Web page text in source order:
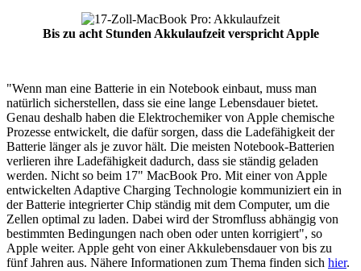
Bis zu acht Stunden Akkulaufzeit verspricht Apple
"Wenn man eine Batterie in ein Notebook einbaut, muss man
natürlich sicherstellen, dass sie eine lange Lebensdauer bietet.
Genau deshalb haben die Elektrochemiker von Apple chemische
Prozesse entwickelt, die dafür sorgen, dass die Ladefähigkeit der
Batterie länger als je zuvor hält. Die meisten Notebook-Batterien
verlieren ihre Ladefähigkeit dadurch, dass sie ständig geladen
werden. Nicht so beim 17" MacBook Pro. Mit einer von Apple
entwickelten Adaptive Charging Technologie kommuniziert ein in
der Batterie integrierter Chip ständig mit dem Computer, um die
Zellen optimal zu laden. Dabei wird der Stromfluss abhängig von
bestimmten Bedingungen nach oben oder unten korrigiert", so
Apple weiter. Apple geht von einer Akkulebensdauer von bis zu
fünf Jahren aus. Nähere Informationen zum Thema finden sich hier.